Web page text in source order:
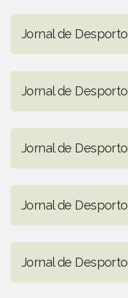
Jornal de
Jornal de
Jornal de
Jornal de
Jornal de